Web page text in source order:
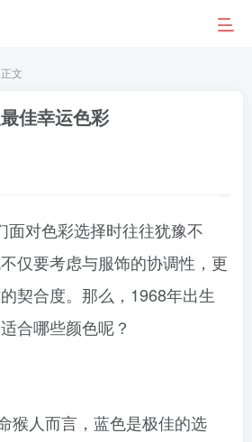
正文
佳幸运色彩
面对色彩选择时往往犹豫不
仅要考虑与服饰的协调性，更
契合度。那么，1968年出生
合哪些颜色呢？
猴人而言，蓝色是极佳的选